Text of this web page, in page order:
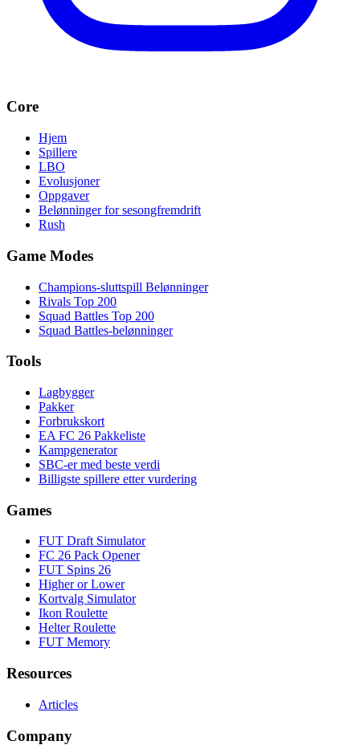
Core
Hjem
Spillere
LBO
Evolusjoner
Oppgaver
Belønninger for sesongfremdrift
Rush
Game Modes
Champions-sluttspill Belønninger
Rivals Top 200
Squad Battles Top 200
Squad Battles-belønninger
Tools
Lagbygger
Pakker
Forbrukskort
EA FC 26 Pakkeliste
Kampgenerator
SBC-er med beste verdi
Billigste spillere etter vurdering
Games
FUT Draft Simulator
FC 26 Pack Opener
FUT Spins 26
Higher or Lower
Kortvalg Simulator
Ikon Roulette
Helter Roulette
FUT Memory
Resources
Articles
Company